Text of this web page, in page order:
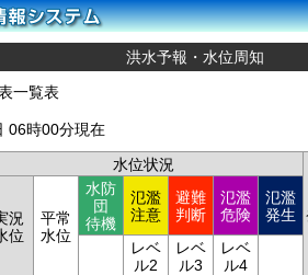
洪水予報・水位周知
一覧表
06時00分現在
水位状況
況
位
平常
水位
水防
団
待機
氾濫
注意
避難
判断
氾濫
危険
氾濫
発生
レベ
ル2
レベ
ル3
レベ
ル4